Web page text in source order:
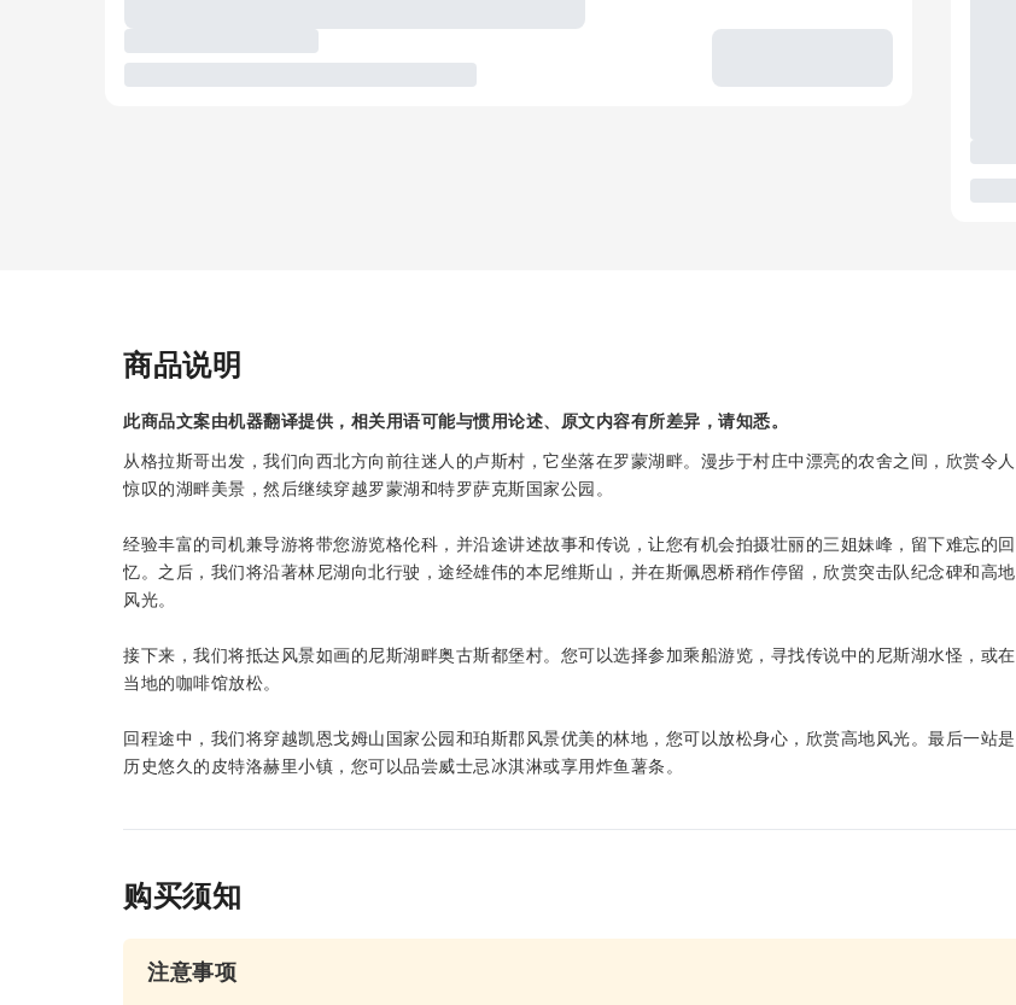
商品说明
此商品文案由机器翻译提供，相关用语可能与惯用论述、原文内容有所差异，请知悉。
从格拉斯哥出发，我们向西北方向前往迷人的卢斯村，它坐落在罗蒙湖畔。漫步于村庄中漂亮的农舍之间，欣赏令人
惊叹的湖畔美景，然后继续穿越罗蒙湖和特罗萨克斯国家公园。
经验丰富的司机兼导游将带您游览格伦科，并沿途讲述故事和传说，让您有机会拍摄壮丽的三姐妹峰，留下难忘的回
忆。之后，我们将沿著林尼湖向北行驶，途经雄伟的本尼维斯山，并在斯佩恩桥稍作停留，欣赏突击队纪念碑和高地
风光。
接下来，我们将抵达风景如画的尼斯湖畔奥古斯都堡村。您可以选择参加乘船游览，寻找传说中的尼斯湖水怪，或在
当地的咖啡馆放松。
回程途中，我们将穿越凯恩戈姆山国家公园和珀斯郡风景优美的林地，您可以放松身心，欣赏高地风光。最后一站是
历史悠久的皮特洛赫里小镇，您可以品尝威士忌冰淇淋或享用炸鱼薯条。
购买须知
注意事项